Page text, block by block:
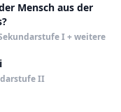
Mensch aus der
I + weitere
II